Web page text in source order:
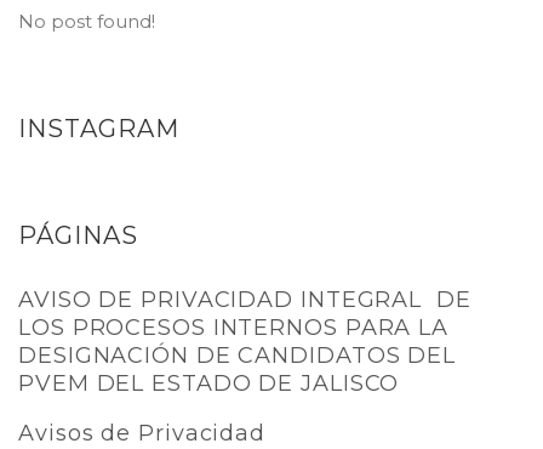
No post found!
INSTAGRAM
PÁGINAS
AVISO DE PRIVACIDAD INTEGRAL DE
LOS PROCESOS INTERNOS PARA LA
DESIGNACIÓN DE CANDIDATOS DEL
PVEM DEL ESTADO DE JALISCO
Avisos de Privacidad